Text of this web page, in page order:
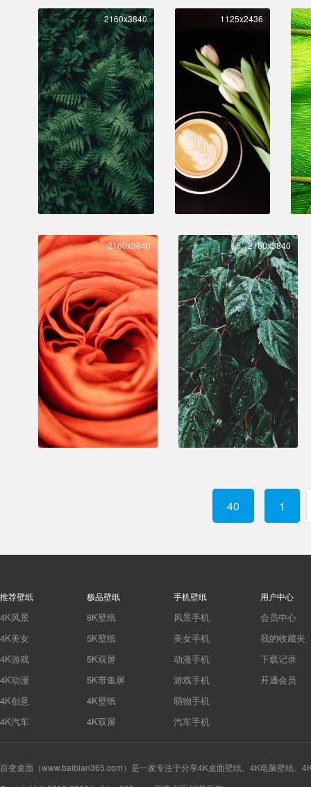
2160x3840 1125x2436
2160x3840 2160x3840
40 1
推荐壁纸
4K风景
4K美女
4K游戏
4K动漫
4K创意
4K汽车
极品壁纸
8K壁纸
5K壁纸
5K双屏
5K带鱼屏
4K壁纸
4K双屏
手机壁纸
风景手机
美女手机
动漫手机
游戏手机
萌物手机
汽车手机
用户中心
会员中心
我的收藏夹
下载记录
开通会员
百变桌面（www.baibian365.com）是一家专注于分享4K桌面壁纸、4K电脑壁纸、